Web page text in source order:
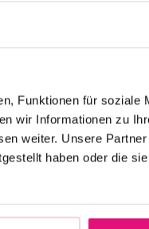
Funktionen für soziale
wir Informationen zu
weiter. Unsere
haben oder die